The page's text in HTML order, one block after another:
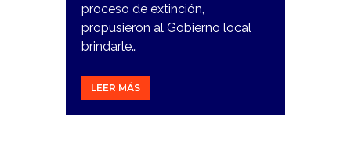
proceso de extinción,
propusieron al Gobierno local
brindarle…
LEER MÁS
26